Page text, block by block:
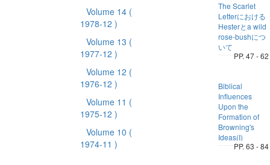
Volume 14 (
1978-12 )
Volume 13 (
1977-12 )
Volume 12 (
1976-12 )
Volume 11 (
1975-12 )
Volume 10 (
1974-11 )
The Scarlet
Letterにおける
Hesterとa wild
rose-bushにつ
いて
PP. 47 - 62
Biblical
Influences
Upon the
Formation of
Browning's
Ideas(I)
PP. 63 - 84